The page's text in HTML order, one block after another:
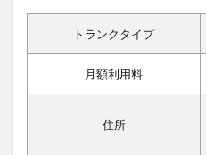
トランクタイプ
月額利用料
住所